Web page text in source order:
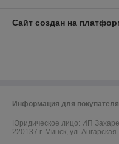
Сайт создан на
Информация для покупателя
Юридическое лицо: ИП
220137 г. Минск, ул.